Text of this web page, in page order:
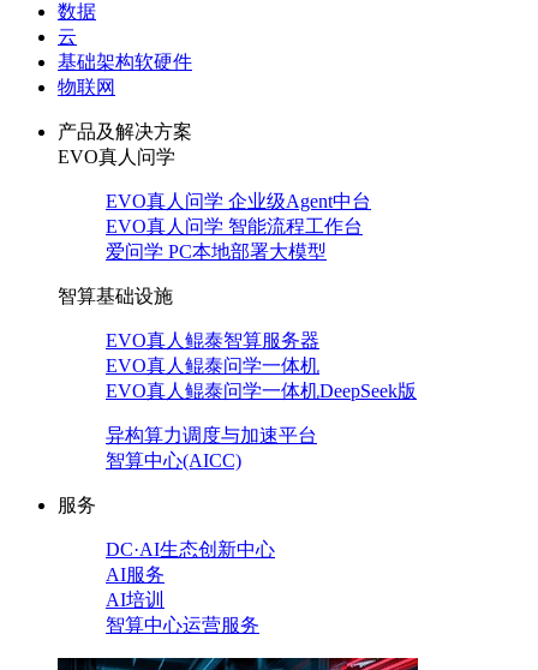
数据
云
基础架构软硬件
物联网
产品及解决方案
EVO真人问学
EVO真人问学 企业级Agent中台
EVO真人问学 智能流程工作台
爱问学 PC本地部署大模型
智算基础设施
EVO真人鲲泰智算服务器
EVO真人鲲泰问学一体机
EVO真人鲲泰问学一体机DeepSeek版
异构算力调度与加速平台
智算中心(AICC)
服务
DC·AI生态创新中心
AI服务
AI培训
智算中心运营服务